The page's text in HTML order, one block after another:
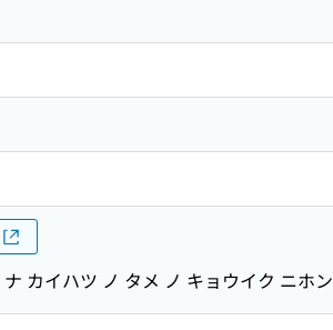
カイハツ ノ タメ ノ キョウイク ニホン